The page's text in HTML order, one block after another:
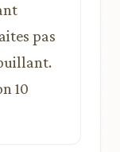
pas
10